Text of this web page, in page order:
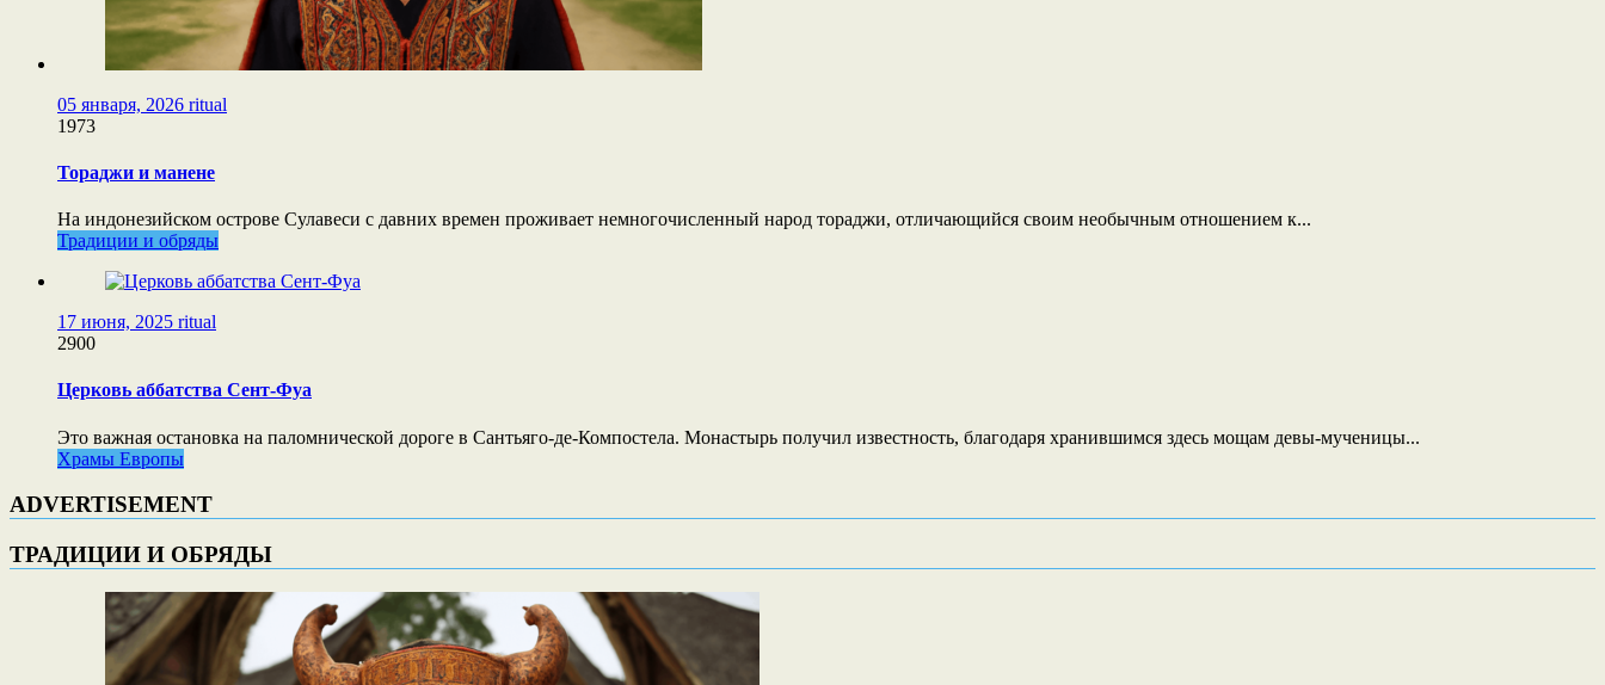
05 января, 2026 ritual
1973
Тораджи и манене
На индонезийском острове Сулавеси с давних времен проживает немногочисленный народ тораджи, отличающийся своим необычным отношением к...
Традиции и обряды
17 июня, 2025 ritual
2900
Церковь аббатства Сент-Фуа
Это важная остановка на паломнической дороге в Сантьяго-де-Компостела. Монастырь получил известность, благодаря хранившимся здесь мощам девы-мученицы...
Храмы Европы
ADVERTISEMENT
ТРАДИЦИИ И ОБРЯДЫ